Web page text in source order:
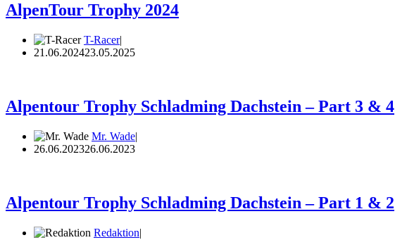
AlpenTour Trophy 2024
T-Racer
21.06.202423.05.2025
Alpentour Trophy Schladming Dachstein – Part 3 & 4
Mr. Wade
26.06.202326.06.2023
Alpentour Trophy Schladming Dachstein – Part 1 & 2
Redaktion